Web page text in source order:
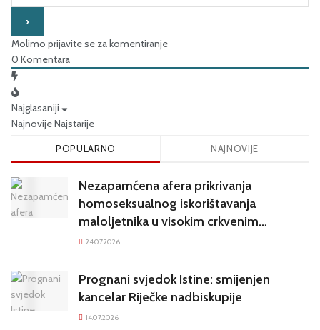
Molimo prijavite se za komentiranje
0 Komentara
Najglasaniji
NajnovijeNajstarije
POPULARNO NAJNOVIJE
Nezapamćena afera prikrivanja
homoseksualnog iskorištavanja
maloljetnika u visokim crkvenim
krugovima potresa Hrvatsku
24.07.2026
Prognani svjedok Istine: smijenjen
kancelar Riječke nadbiskupije
14.07.2026